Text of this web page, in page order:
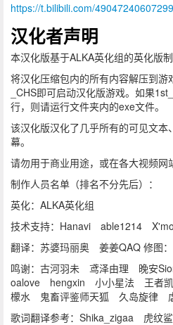
https://t.bilibili.com/
汉化者声明
本汉化版基于ALKA英化组的英化版制
将汉化压缩包内的所有内容解压到
_CHS即可启动汉化版游戏。如果
行，则请运行文件夹内的exe文件。
该汉化版汉化了几乎所有的可见文
幕。
请勿用于商业用途，或在各大视频网
制作人员名单（排名不分先后）：
英化：ALKA英化组
技术支持：Hanavi able1214
翻译：苏婆玛丽奥 姜姜QAQ 修图
鸣谢：古河羽未 鸢泽由理 晚
oalove hengxin 小小星法 王者
檬水 鬼畜评鉴师天狐 久岛旋
歌词翻译参考：Shika_zigaa 虎纹